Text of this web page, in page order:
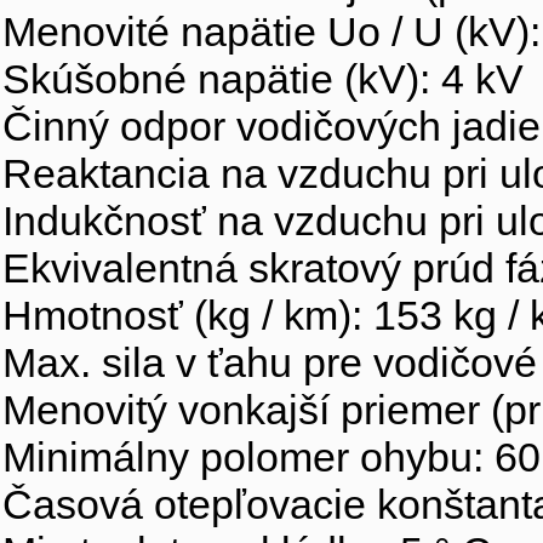
Menovité napätie Uo / U
Skúšobné napätie (kV): 4 kV
Činný odpor vodičových
Reaktancia na vzduchu pri
Indukčnosť na vzduchu pri
Ekvivalentná skratový prúd
Hmotnosť (kg / km): 153 kg /
Max. sila v ťahu pre
Menovitý vonkajší priemer
Minimálny polomer ohybu:
Časová otepľovacie